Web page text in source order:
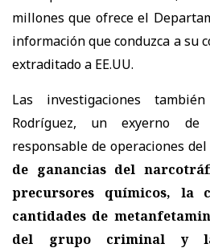
millones que ofrece el
información que conduzca a su
extraditado a EE.UU.
Las investigaciones
Rodríguez, un exyerno de
responsable de operaciones del
de ganancias del
precursores químicos, la
cantidades de
del grupo criminal y